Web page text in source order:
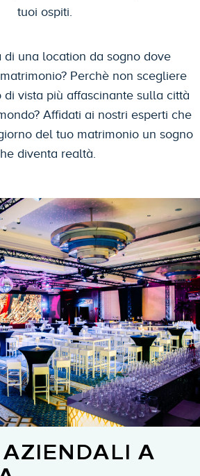
tuoi ospiti.
di una location da sogno dove
Perchè non scegliere
di vista più affascinante sulla città
Affidati ai nostri esperti che
del tuo matrimonio un sogno
diventa realtà.
A